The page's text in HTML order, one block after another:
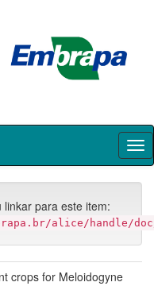
para este item:
alice/handle/
crops for Meloidogyne